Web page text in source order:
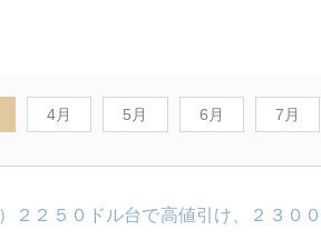
4月 5月 6月 7月
２２５０ドル台で高値引け、２３０